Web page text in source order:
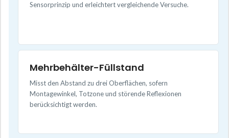
Sensorprinzip und erleichtert vergleichende Versuche.
Mehrbehälter-Füllstand
Misst den Abstand zu drei Oberflächen, sofern
Montagewinkel, Totzone und störende Reflexionen
berücksichtigt werden.